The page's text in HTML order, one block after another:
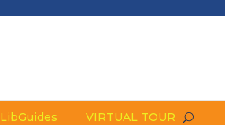
LibGuides VIRTUAL TOUR